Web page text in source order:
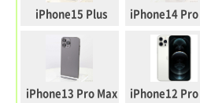
iPhone15 Plus iPhone14
iPhone13 Pro Max iPhone12